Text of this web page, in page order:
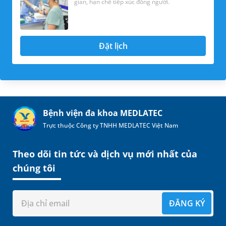
gian, hạn chế tiếp xúc đông người.
Đặt lịch
Bệnh viện đa khoa MEDLATEC
Trực thuộc Công ty TNHH MEDLATEC Việt Nam
Theo dõi tin tức và dịch vụ mới nhất của
chúng tôi
ĐĂNG KÝ